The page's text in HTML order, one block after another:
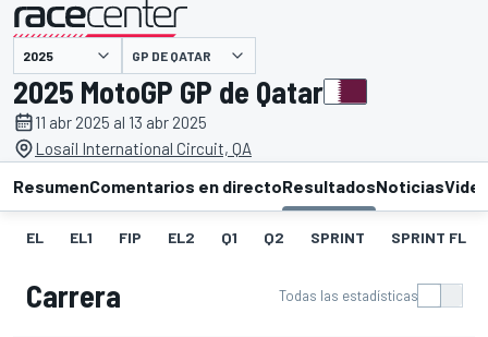
presentado por GP DE QATAR
2025 MotoGP GP de Qatar
11 abr 2025 al 13 abr 2025
Losail International Circuit, QA
ResumenComentarios en directoResultadosNoticias
EL EL1 FIP EL2 Q1 Q2 SPRINT SPRINT FL
Carrera Todas las estadísticas